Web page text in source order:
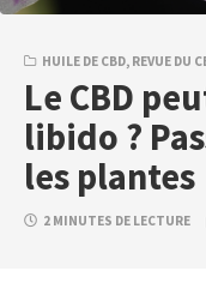
HUILE DE CBD, REVUE DU
Le CBD
libido ?
les plantes
2 MINUTES DE LECTURE